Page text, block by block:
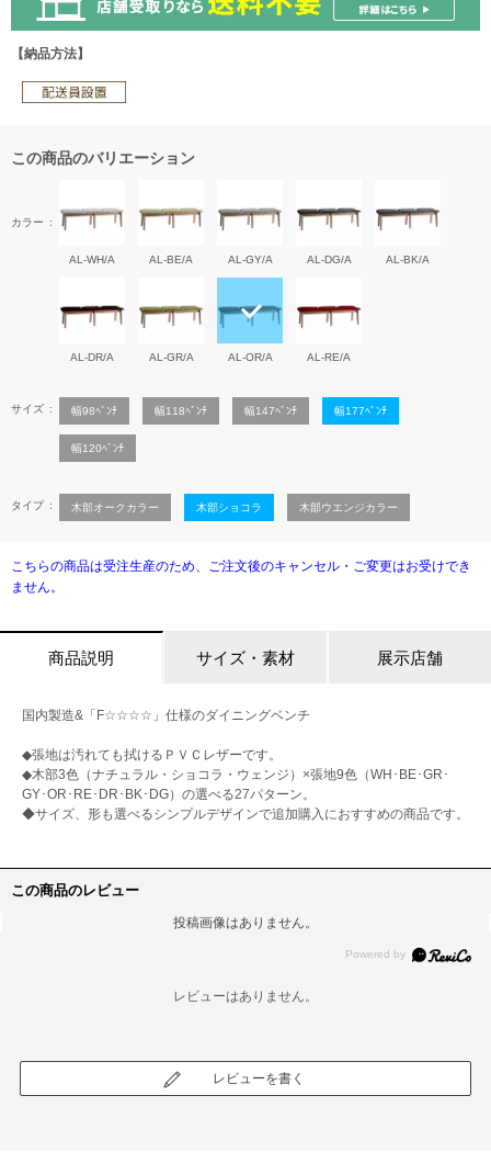
【納品方法】
この商品のバリエーション
カラー
AL-WH/A AL-BE/A AL-GY/A AL-DG/A AL-BK/A
AL-DR/A AL-GR/A AL-OR/A AL-RE/A
サイズ 幅98ﾍﾞﾝﾁ 幅118ﾍﾞﾝﾁ 幅147ﾍﾞﾝﾁ 幅177ﾍﾞﾝﾁ
幅120ﾍﾞﾝﾁ
タイプ 木部オークカラー 木部ショコラ 木部ウエンジカラー
こちらの商品は受注生産のため、ご注文後のキャンセル・ご変更はお受けでき
ません。
商品説明 サイズ・素材 展示店舗
国内製造&「F☆☆☆☆」仕様のダイニングベンチ
◆張地は汚れても拭けるＰＶＣレザーです。
◆木部3色（ナチュラル・ショコラ・ウェンジ）×張地9色（WH･BE･GR･
GY･OR･RE･DR･BK･DG）の選べる27パターン。
◆サイズ、形も選べるシンプルデザインで追加購入におすすめの商品です。
この商品のレビュー
投稿画像はありません。
レビューはありません。
レビューを書く